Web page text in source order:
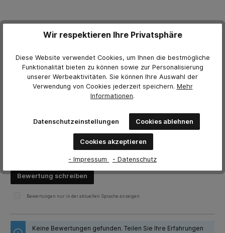
Weitere Herstellerinformationen
Poster Aufsetzanleitung
Informationen zur Schutzstufe
Durchschnittliche Bewertung von 0 von 5 Sternen
Bewerten Sie dieses Produkt!
Teilen Sie Ihre Erfahrungen mit anderen Kunden.
Bewertung schreiben
Bewertungen nur in der aktuellen Sprache anzeigen.
Keine Bewertungen gefunden. Teilen Sie Ihre Erfahrungen
Wir respektieren Ihre Privatsphäre
Diese Website verwendet Cookies, um Ihnen die bestmögliche
Funktionalität bieten zu können sowie zur Personalisierung
unserer Werbeaktivitäten. Sie können Ihre Auswahl der
Verwendung von Cookies jederzeit speichern. Mehr
Informationen.
Datenschutzeinstellungen Cookies ablehnen
Cookies akzeptieren
- Impressum - Datenschutz